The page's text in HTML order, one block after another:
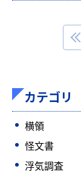
カテゴリ
横領
怪文書
浮気調査